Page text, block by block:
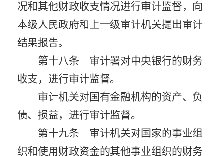
况和其他财政收支情况进行审计监督，向
本级人民政府和上一级审计机关提出审计
结果报告。
第十八条 审计署对中央银行的财务
收支，进行审计监督。
审计机关对国有金融机构的资产、负
债、损益，进行审计监督。
第十九条 审计机关对国家的事业组
织和使用财政资金的其他事业组织的财务